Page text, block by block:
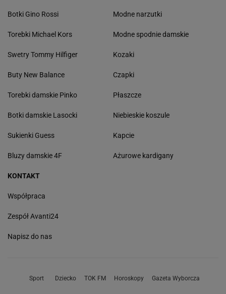
Botki Gino Rossi
Torebki Michael Kors
Swetry Tommy Hilfiger
Buty New Balance
Torebki damskie Pinko
Botki damskie Lasocki
Sukienki Guess
Bluzy damskie 4F
Modne narzutki
Modne spodnie damskie
Kozaki
Czapki
Płaszcze
Niebieskie koszule
Kapcie
Ażurowe kardigany
KONTAKT
Współpraca
Zespół Avanti24
Napisz do nas
Sport Dziecko TOK FM Horoskopy Gazeta Wyborcza